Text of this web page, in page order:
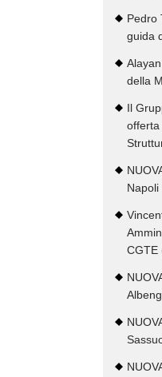
Pedro
guida
della
Il
offerta
Napoli
CGTE